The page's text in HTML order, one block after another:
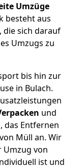
Umzüge
besteht aus
die sich darauf
Umzugs zu
bis hin zur
in Bulach.
und
, das Entfernen
Müll an. Wir
Umzug von
ist und